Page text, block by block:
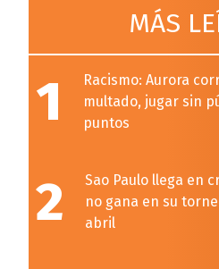
MÁS
1
Racismo: Aurora
multado, jugar sin
puntos
2
Sao Paulo llega en
no gana en su
abril